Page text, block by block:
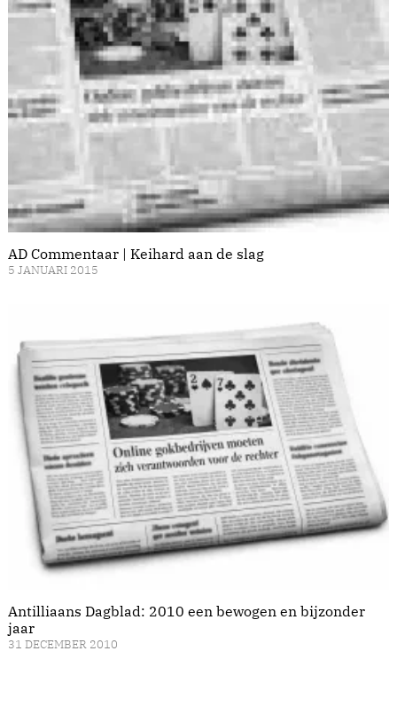
AD Commentaar | Keihard aan de slag
5 JANUARI 2015
Antilliaans Dagblad: 2010 een bewogen en bijzonder
jaar
31 DECEMBER 2010